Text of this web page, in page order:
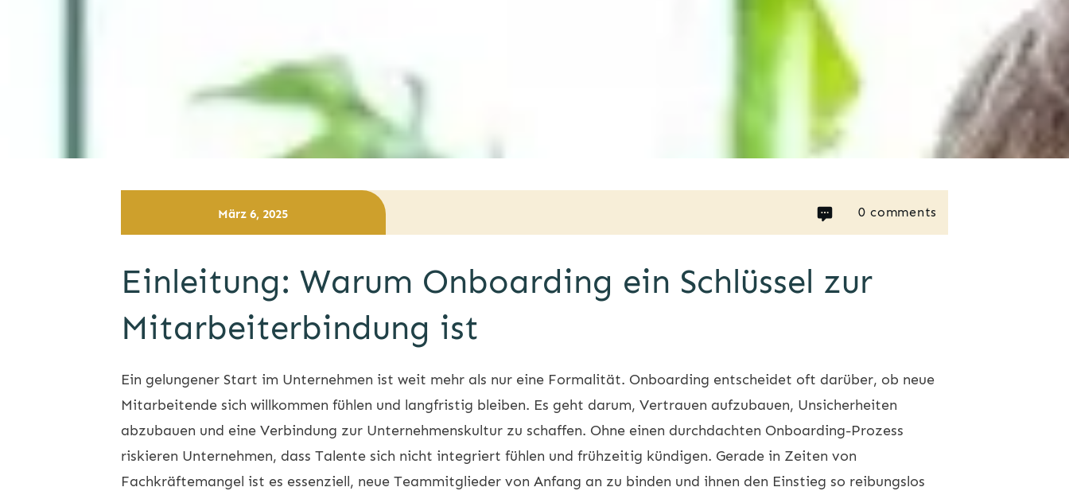
März 6, 2025 0 comments
Einleitung: Warum Onboarding ein Schlüssel zur
Mitarbeiterbindung ist
Ein gelungener Start im Unternehmen ist weit mehr als nur eine Formalität. Onboarding entscheidet oft darüber, ob neue
Mitarbeitende sich willkommen fühlen und langfristig bleiben. Es geht darum, Vertrauen aufzubauen, Unsicherheiten
abzubauen und eine Verbindung zur Unternehmenskultur zu schaffen. Ohne einen durchdachten Onboarding-Prozess
riskieren Unternehmen, dass Talente sich nicht integriert fühlen und frühzeitig kündigen. Gerade in Zeiten von
Fachkräftemangel ist es essenziell, neue Teammitglieder von Anfang an zu binden und ihnen den Einstieg so reibungslos